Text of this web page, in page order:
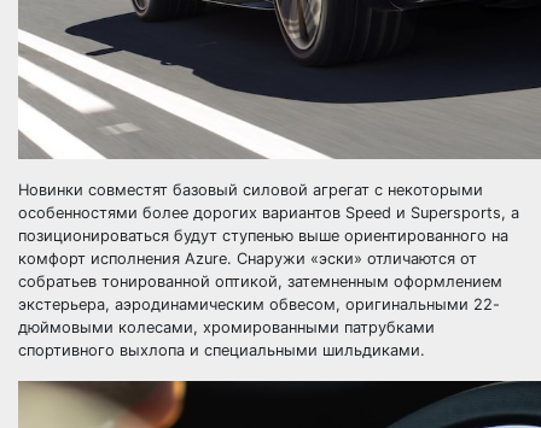
Новинки совместят базовый силовой агрегат с некоторыми
особенностями более дорогих вариантов Speed и Supersports, а
позиционироваться будут ступенью выше ориентированного на
комфорт исполнения Azure. Снаружи «эски» отличаются от
собратьев тонированной оптикой, затемненным оформлением
экстерьера, аэродинамическим обвесом, оригинальными 22-
дюймовыми колесами, хромированными патрубками
спортивного выхлопа и специальными шильдиками.